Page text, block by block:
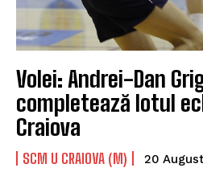
Company
Company
Volei: Andrei-Dan
completează lotul
Craiova
SCM U CRAIOVA (M) 20